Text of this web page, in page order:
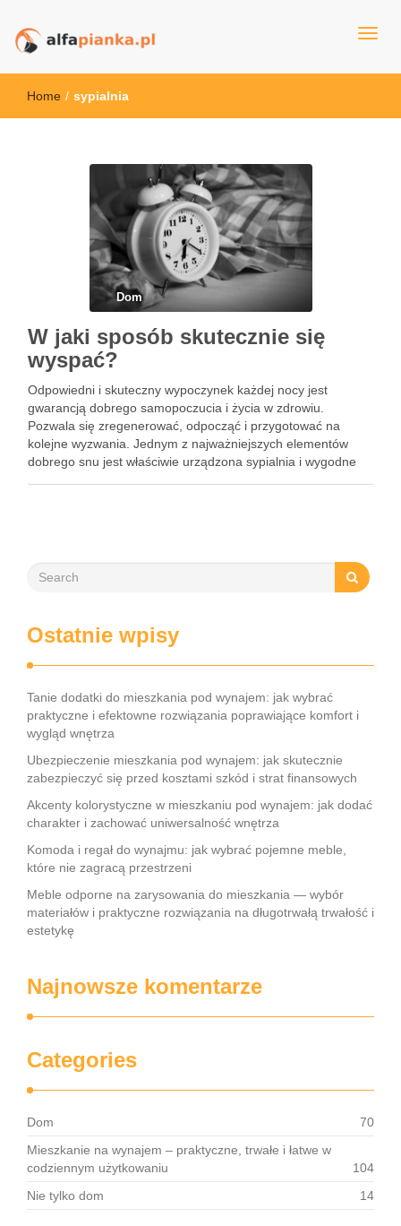
alfapianka.pl
Home / sypialnia
Dom
W jaki sposób skutecznie się
wyspać?
Odpowiedni i skuteczny wypoczynek każdej nocy jest
gwarancją dobrego samopoczucia i życia w zdrowiu.
Pozwala się zregenerować, odpocząć i przygotować na
kolejne wyzwania. Jednym z najważniejszych elementów
dobrego snu jest właściwie urządzona sypialnia i wygodne
Ostatnie wpisy
Tanie dodatki do mieszkania pod wynajem: jak wybrać
praktyczne i efektowne rozwiązania poprawiające komfort i
wygląd wnętrza
Ubezpieczenie mieszkania pod wynajem: jak skutecznie
zabezpieczyć się przed kosztami szkód i strat finansowych
Akcenty kolorystyczne w mieszkaniu pod wynajem: jak dodać
charakter i zachować uniwersalność wnętrza
Komoda i regał do wynajmu: jak wybrać pojemne meble,
które nie zagracą przestrzeni
Meble odporne na zarysowania do mieszkania — wybór
materiałów i praktyczne rozwiązania na długotrwałą trwałość i
estetykę
Najnowsze komentarze
Categories
Dom
70
Mieszkanie na wynajem – praktyczne, trwałe i łatwe w
codziennym użytkowaniu
104
Nie tylko dom
14